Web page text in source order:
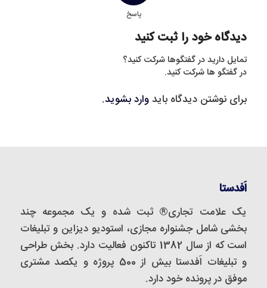
پاسخ
دیدگاه خود را ثبت کنید
تمایل دارید در گفتگوها شرکت کنید؟
در گفتگو ها شرکت کنید.
برای نوشتن دیدگاه بایدوارد بشوید.
اَفدستا
یک علامت تجاری® ثبت شده و یک مجموعه‌ چند
بخشی شامل جشنواره مجازی، استودیو دیزاین و تبلیغات
است که از سال 1382 تاکنون فعالیت دارد. بخش طراحی
و تبلیغات اَفدستا بیش از 500 پروژه و یکصد مشتری
موفق در پرونده خود دارد.